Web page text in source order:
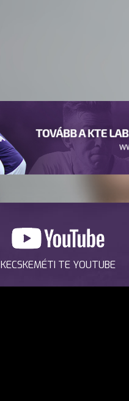
KECSKEMÉTI TE YOUTUBE